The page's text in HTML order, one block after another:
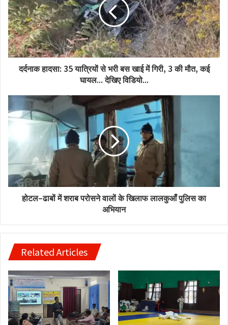
दर्दनाक हादसा: 35 यात्रियों से भरी बस खाई में गिरी, 3 की मौत, कई
घायल... देखिए विडियो...
होटल–ढाबों में शराब परोसने वालों के खिलाफ लालकुआँ पुलिस का
अभियान
Related Articles